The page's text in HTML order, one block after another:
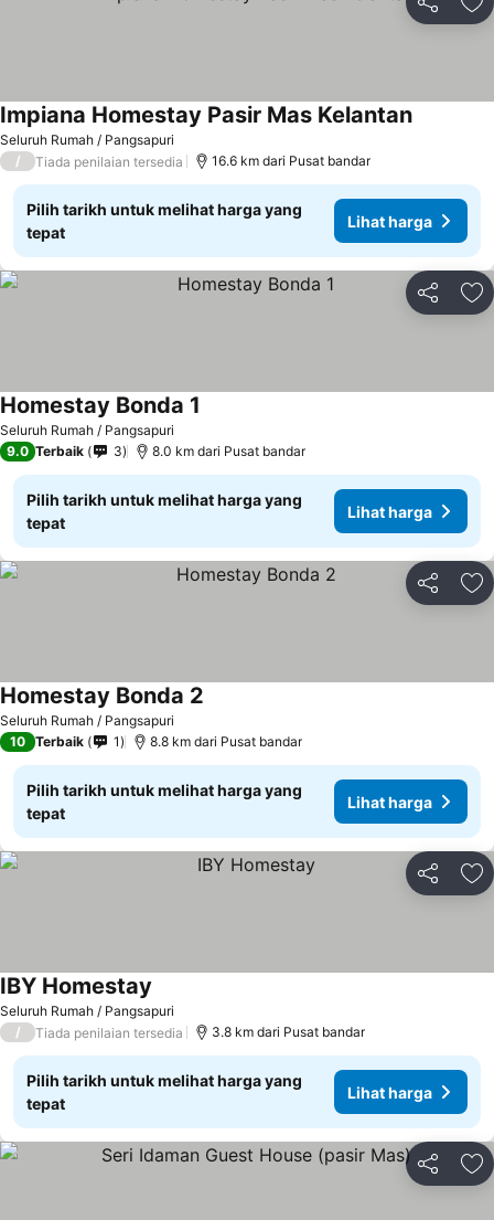
Kongsi
Seluruh Rumah / Pangsapuri
Impiana Homestay Pasir Mas Kelantan
/ Tiada penilaian tersedia 16.6 km dari Pusat bandar
Pilih tarikh untuk melihat harga yang
tepat
Lihat harga
Kongsi
Seluruh Rumah / Pangsapuri
Homestay Bonda 1
9.0 Terbaik 3 8.0 km dari Pusat bandar
Pilih tarikh untuk melihat harga yang
tepat
Lihat harga
Kongsi
Seluruh Rumah / Pangsapuri
Homestay Bonda 2
10 Terbaik 1 8.8 km dari Pusat bandar
Pilih tarikh untuk melihat harga yang
tepat
Lihat harga
Kongsi
Seluruh Rumah / Pangsapuri
IBY Homestay
/ Tiada penilaian tersedia 3.8 km dari Pusat bandar
Pilih tarikh untuk melihat harga yang
tepat
Lihat harga
Kongsi